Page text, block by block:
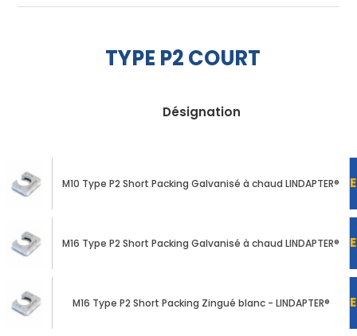
produits
Fiches
techniques
Documentations
Mon
compte
TYPE P2 COURT
Désignation
M10 Type P2 Short Packing Galvanisé à chaud LINDAPTER®
M16 Type P2 Short Packing Galvanisé à chaud LINDAPTER®
M16 Type P2 Short Packing Zingué blanc - LINDAPTER®